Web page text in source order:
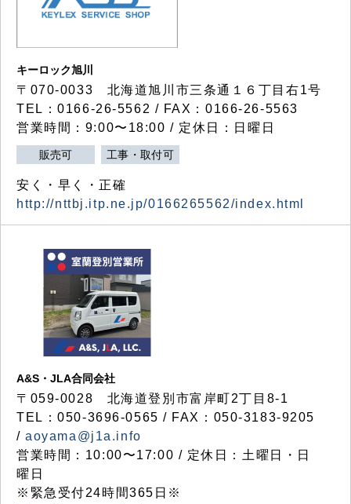
キーロック旭川
〒070-0033 北海道旭川市三条通１６丁目右1号
TEL：0166-26-5562 / FAX：0166-26-5563
営業時間：9:00〜18:00 / 定休日：日曜日
販売可 工事・取付可
安く・早く・正確
http://nttbj.itp.ne.jp/0166265562/index.html
A&S・JLA合同会社
〒 059-0028 北海道登別市富岸町2丁目 8-1
TEL：050-3696-0565 / FAX：050-3183-9205
/aoyama@j1a.info
営業時間：10:00〜17:00 / 定休日：土曜日・日
曜日
※緊急受付24時間365日※